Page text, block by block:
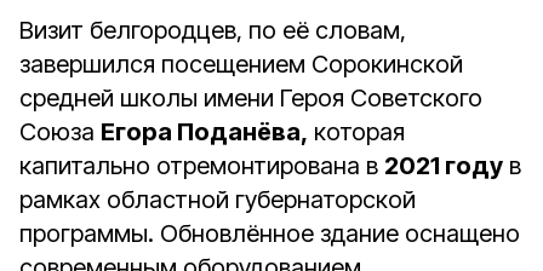
Визит белгородцев, по её словам,
завершился посещением Сорокинской
средней школы имени Героя Советского
Союза Егора Поданёва, которая
капитально отремонтирована в 2021 году в
рамках областной губернаторской
программы. Обновлённое здание оснащено